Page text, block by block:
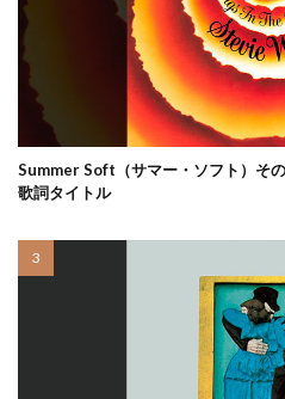
Summer Soft（サマー・ソフト）そ
歌詞タイトル